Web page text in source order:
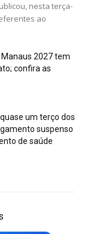
nesta terça-
ao
2027 tem
confira as
um terço dos
suspenso
de saúde